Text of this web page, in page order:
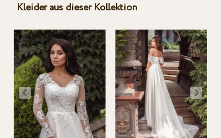
Kleider aus dieser Kollektion